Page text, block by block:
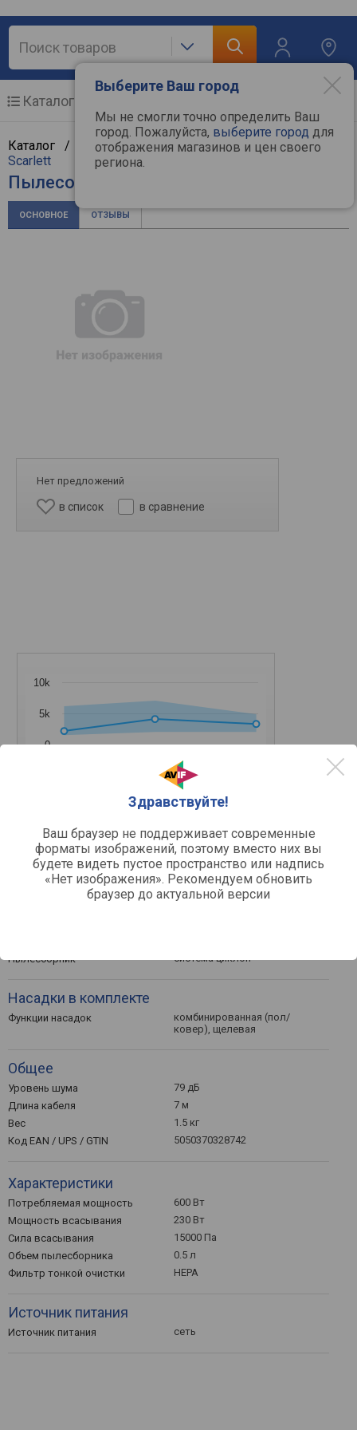
Выберите Ваш город
Мы не смогли точно определить Ваш
город. Пожалуйста, выберите город для
отображения магазинов и цен своего
региона.
Здравствуйте!
Ваш браузер не поддерживает современные
форматы изображений, поэтому вместо них вы
будете видеть пустое пространство или надпись
«Нет изображения». Рекомендуем обновить
браузер до актуальной версии
Каталог
Каталог / Крупная бытовая техника/Пылесосы
Scarlett
Пылесос Scarlett SC-VC80H23
ОСНОВНОЕ ОТЗЫВЫ
Нет предложений
в список в сравнение
Средняя цена
Март '26
0
5k
10k
Пылесборник
система циклон
Насадки в комплекте
Функции насадок
комбинированная (пол/
ковер), щелевая
Общее
Уровень шума
79 дБ
Длина кабеля
7 м
Вес
1.5 кг
Код EAN / UPS / GTIN
5050370328742
Характеристики
Потребляемая мощность
600 Вт
Мощность всасывания
230 Вт
Сила всасывания
15000 Па
Объем пылесборника
0.5 л
Фильтр тонкой очистки
HEPA
Источник питания
Источник питания сеть